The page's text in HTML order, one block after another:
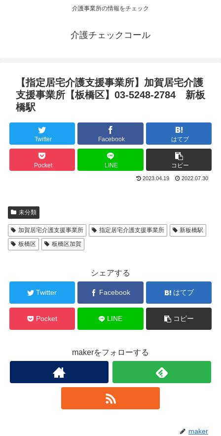
介護事業所の情報をチェック
介護チェックコール
【指定居宅介護支援事業所】加賀居宅介護
支援事業所【板橋区】03-5248‐2784 新板
橋駅
Twitter Facebook はてブ
Pocket LINE コピー
2023.04.19 2022.07.30
未分類
加賀居宅介護支援事業所 指定居宅介護支援事業所
新板橋駅
板橋区
板橋区加賀
シェアする
Twitter Facebook はてブ
Pocket LINE コピー
makerをフォローする
maker